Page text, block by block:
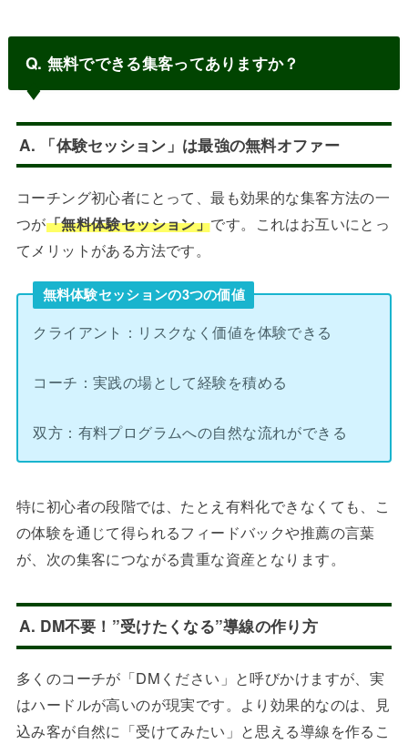
Q. 無料でできる集客ってありますか？
A. 「体験セッション」は最強の無料オファー
コーチング初心者にとって、最も効果的な集客方法の一
つが「無料体験セッション」です。これはお互いにとっ
てメリットがある方法です。
無料体験セッションの3つの価値
クライアント：リスクなく価値を体験できる
コーチ：実践の場として経験を積める
双方：有料プログラムへの自然な流れができる
特に初心者の段階では、たとえ有料化できなくても、こ
の体験を通じて得られるフィードバックや推薦の言葉
が、次の集客につながる貴重な資産となります。
A. DM不要！”受けたくなる”導線の作り方
多くのコーチが「DMください」と呼びかけますが、実
はハードルが高いのが現実です。より効果的なのは、見
込み客が自然に「受けてみたい」と思える導線を作るこ